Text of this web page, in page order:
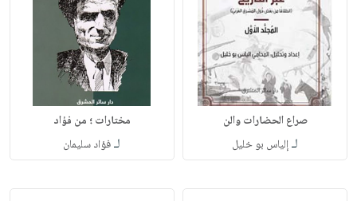
صراع الحضارات والن
لـإلياس بو خليل
مختارات ؛ من فؤاد
لـفؤاد سليمان